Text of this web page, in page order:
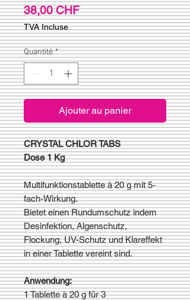
38,00 CHFPrix
TVA Incluse
Quantité *
Ajouter au panier
CRYSTAL CHLOR TABS
Dose 1 Kg
Multifunktionstablette à 20 g mit 5-
fach-Wirkung.
Bietet einen Rundumschutz indem
Desinfektion, Algenschutz,
Flockung, UV-Schutz und Klareffekt
in einer Tablette vereint sind.
Anwendung:
1 Tablette à 20 g für 3